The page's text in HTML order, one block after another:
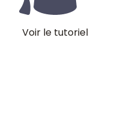
Voir le tutoriel